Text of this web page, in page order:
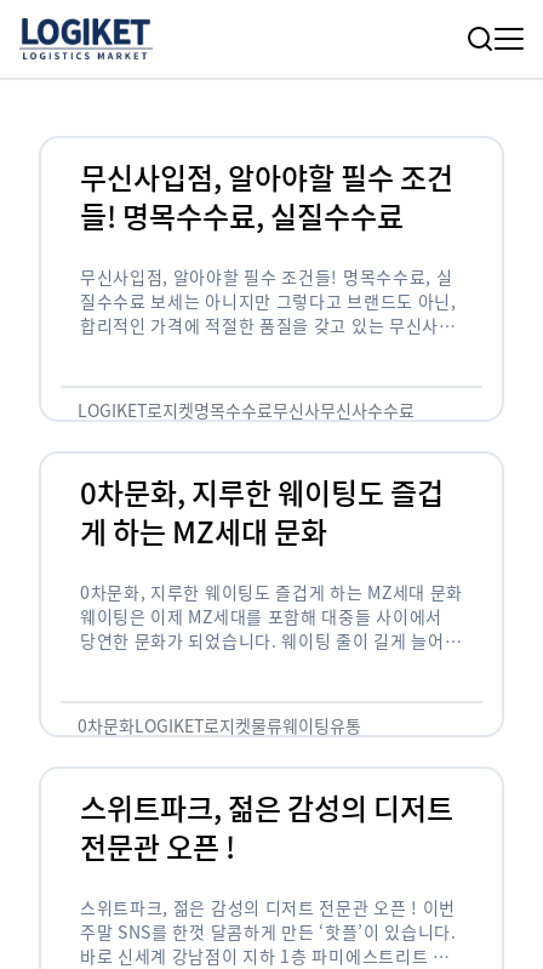
무신사입점, 알아야할 필수 조건
들! 명목수수료, 실질수수료
무신사입점, 알아야할 필수 조건들! 명목수수료, 실
질수수료 보세는 아니지만 그렇다고 브랜드도 아닌,
합리적인 가격에 적절한 품질을 갖고 있는 무신사!
LOGIKET로지켓명목수수료무신사무신사수수료
0차문화, 지루한 웨이팅도 즐겁
게 하는 MZ세대 문화
0차문화, 지루한 웨이팅도 즐겁게 하는 MZ세대 문화
웨이팅은 이제 MZ세대를 포함해 대중들 사이에서
당연한 문화가 되었습니다. 웨이팅 줄이 길게 늘어서
0차문화LOGIKET로지켓물류웨이팅유통
스위트파크, 젊은 감성의 디저트
전문관 오픈 !
스위트파크, 젊은 감성의 디저트 전문관 오픈 ! 이번
주말 SNS를 한껏 달콤하게 만든 ‘핫플’이 있습니다.
바로 신세계 강남점이 지하 1층 파미에스트리트 분